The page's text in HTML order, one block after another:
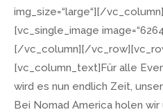
img_size=“large“][/
[vc_single_image
[/vc_column][/
[vc_column_text]Für alle
wird es nun endlich Zeit,
Bei Nomad America holen